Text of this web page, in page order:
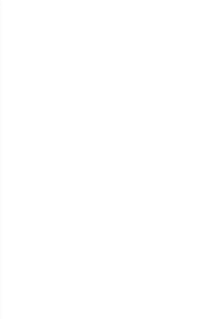
des cookies